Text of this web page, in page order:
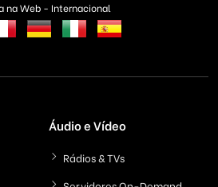
na Web - Internacional
Áudio e Vídeo
Rádios & TVs